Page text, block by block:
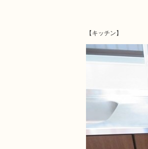
【キッチン】